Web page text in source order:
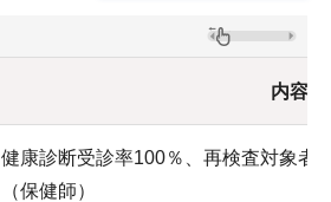
内容
健康診断受診率100％、再検査対象者
（保健師）